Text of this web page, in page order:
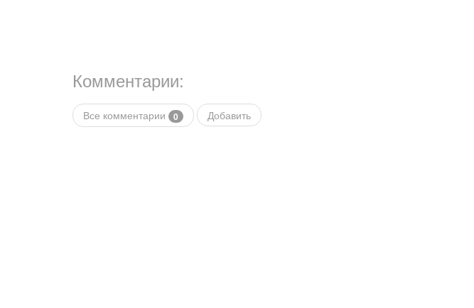
Комментарии:
Все комментарии 0 Добавить